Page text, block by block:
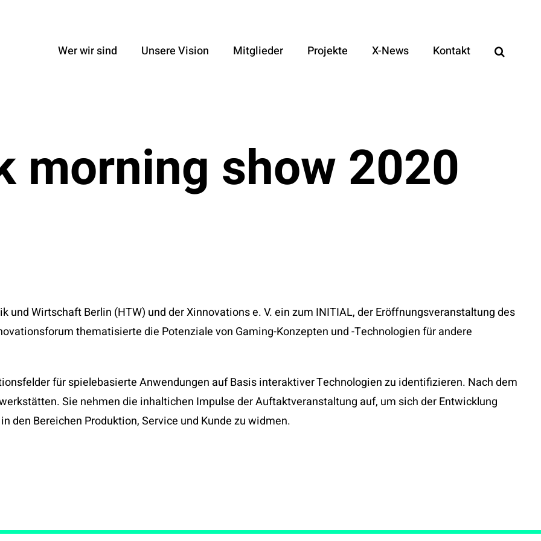
Wer wir sind Unsere Vision Mitglieder Projekte X-News Kontakt
morning show 2020
und Wirtschaft Berlin (HTW) und der Xinnovations e. V. ein zum INITIAL, der Eröffnungsveranstaltung des
thematisierte die Potenziale von Gaming-Konzepten und -Technologien für andere
für spielebasierte Anwendungen auf Basis interaktiver Technologien zu identifizieren. Nach dem
Sie nehmen die inhaltichen Impulse der Auftaktveranstaltung auf, um sich der Entwicklung
den Bereichen Produktion, Service und Kunde zu widmen.